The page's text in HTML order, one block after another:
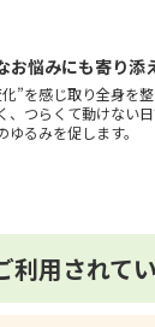
悩みにも寄り添
”を感じ取り全身を整
つらくて動けない日
るみを促します。
利用されて